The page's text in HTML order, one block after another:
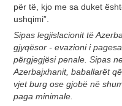
për të, kjo me sa duket
ushqimi”.
Sipas legjislacionit të
gjyqësor - evazioni i
përgjegjësi penale. Sipas
Azerbajxhanit, baballarët
vjet burg ose gjobë në
paga minimale.